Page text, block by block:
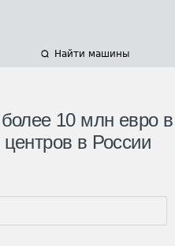
Найти машины
10 млн евро в
в России